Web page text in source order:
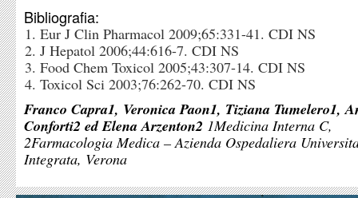
Bibliografia:
Eur J Clin Pharmacol 2009;65:331-41. CDI NS
J Hepatol 2006;44:616-7. CDI NS
Food Chem Toxicol 2005;43:307-14. CDI NS
Toxicol Sci 2003;76:262-70. CDI NS
Franco Capra1, Veronica Paon1, Tiziana Tumelero1,
Conforti2 ed Elena Arzenton2 1Medicina Interna C,
2Farmacologia Medica – Azienda Ospedaliera
Integrata, Verona